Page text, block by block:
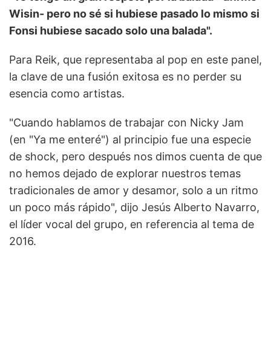
Wisin- pero no sé si hubiese pasado lo mismo si
Fonsi hubiese sacado solo una balada".
Para Reik, que representaba al pop en este panel,
la clave de una fusión exitosa es no perder su
esencia como artistas.
"Cuando hablamos de trabajar con Nicky Jam
(en "Ya me enteré") al principio fue una especie
de shock, pero después nos dimos cuenta de que
no hemos dejado de explorar nuestros temas
tradicionales de amor y desamor, solo a un ritmo
un poco más rápido", dijo Jesús Alberto Navarro,
el líder vocal del grupo, en referencia al tema de
2016.